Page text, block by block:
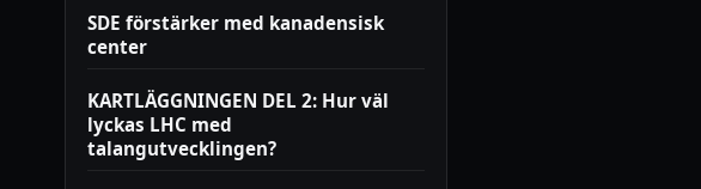
SDE förstärker med kanadensisk
center
KARTLÄGGNINGEN DEL 2: Hur väl
lyckas LHC med
talangutvecklingen?